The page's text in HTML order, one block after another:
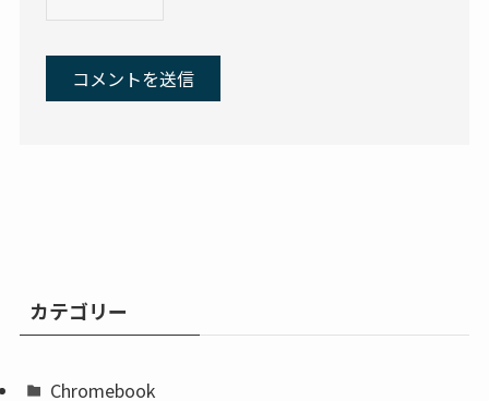
カテゴリー
Chromebook